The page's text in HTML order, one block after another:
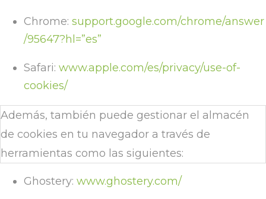
Chrome: support.google.com/chrome/answer
/95647?hl=”es”
Safari: www.apple.com/es/privacy/use-of-
cookies/
Además, también puede gestionar el almacén
de cookies en tu navegador a través de
herramientas como las siguientes:
Ghostery: www.ghostery.com/